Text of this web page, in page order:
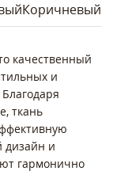
Коричневый
качественный
и
ткань
дизайн и
гармонично